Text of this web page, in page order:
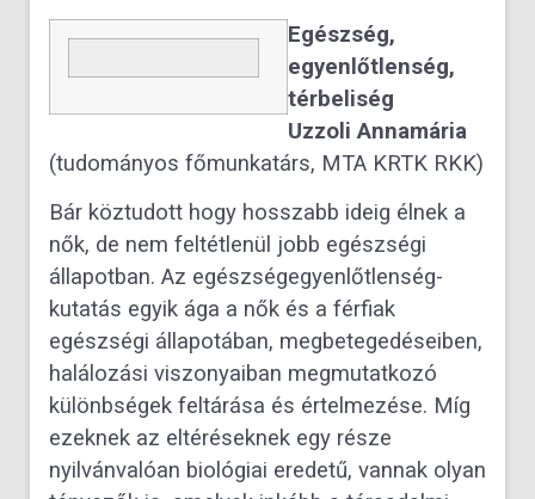
Egészség,
egyenlőtlenség,
térbeliség
Uzzoli Annamária
(tudományos főmunkatárs, MTA KRTK RKK)
Bár köztudott hogy hosszabb ideig élnek a
nők, de nem feltétlenül jobb egészségi
állapotban. Az egészségegyenlőtlenség-
kutatás egyik ága a nők és a férfiak
egészségi állapotában, megbetegedéseiben,
halálozási viszonyaiban megmutatkozó
különbségek feltárása és értelmezése. Míg
ezeknek az eltéréseknek egy része
nyilvánvalóan biológiai eredetű, vannak olyan